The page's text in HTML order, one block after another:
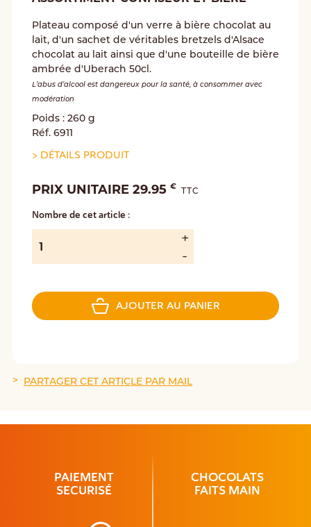
Plateau composé d'un verre à bière chocolat au
lait, d'un sachet de véritables bretzels d'Alsace
chocolat au lait ainsi que d'une bouteille de bière
ambrée d'Uberach 50cl.
L’abus d’alcool est dangereux pour la santé, à consommer avec
modération
Poids : 260 g
Réf. 6911
>DÉTAILS PRODUIT
PRIX UNITAIRE 29.95 €
TTC
Nombre de cet article :
AJOUTER AU PANIER
PARTAGER CET ARTICLE PAR MAIL
PAIEMENT
SECURISÉ
CHOCOLATS
FAITS MAIN